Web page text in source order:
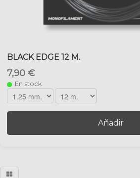
BLACK EDGE 12 M.
7,90 €
En stock
Añadir